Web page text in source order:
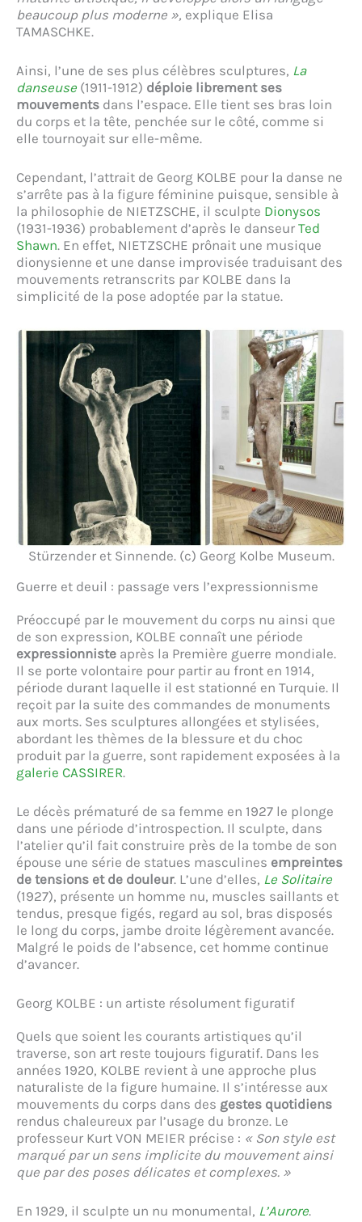
beaucoup plus moderne », explique Elisa
TAMASCHKE.
Ainsi, l’une de ses plus célèbres sculptures, La
danseuse (1911-1912) déploie librement ses
mouvements dans l’espace. Elle tient ses bras loin
du corps et la tête, penchée sur le côté, comme si
elle tournoyait sur elle-même.
Cependant, l’attrait de Georg KOLBE pour la danse ne
s’arrête pas à la figure féminine puisque, sensible à
la philosophie de NIETZSCHE, il sculpte Dionysos
(1931-1936) probablement d’après le danseur Ted
Shawn. En effet, NIETZSCHE prônait une musique
dionysienne et une danse improvisée traduisant des
mouvements retranscrits par KOLBE dans la
simplicité de la pose adoptée par la statue.
Stürzender et Sinnende. (c) Georg Kolbe Museum.
Guerre et deuil : passage vers l’expressionnisme
Préoccupé par le mouvement du corps nu ainsi que
de son expression, KOLBE connaît une période
expressionniste après la Première guerre mondiale.
Il se porte volontaire pour partir au front en 1914,
période durant laquelle il est stationné en Turquie. Il
reçoit par la suite des commandes de monuments
aux morts. Ses sculptures allongées et stylisées,
abordant les thèmes de la blessure et du choc
produit par la guerre, sont rapidement exposées à la
galerie CASSIRER.
Le décès prématuré de sa femme en 1927 le plonge
dans une période d’introspection. Il sculpte, dans
l’atelier qu’il fait construire près de la tombe de son
épouse une série de statues masculines empreintes
de tensions et de douleur. L’une d’elles, Le Solitaire
(1927), présente un homme nu, muscles saillants et
tendus, presque figés, regard au sol, bras disposés
le long du corps, jambe droite légèrement avancée.
Malgré le poids de l’absence, cet homme continue
d’avancer.
Georg KOLBE : un artiste résolument figuratif
Quels que soient les courants artistiques qu’il
traverse, son art reste toujours figuratif. Dans les
années 1920, KOLBE revient à une approche plus
naturaliste de la figure humaine. Il s’intéresse aux
mouvements du corps dans des gestes quotidiens
rendus chaleureux par l’usage du bronze. Le
professeur Kurt VON MEIER précise : « Son style est
marqué par un sens implicite du mouvement ainsi
que par des poses délicates et complexes. »
En 1929, il sculpte un nu monumental, L’Aurore.